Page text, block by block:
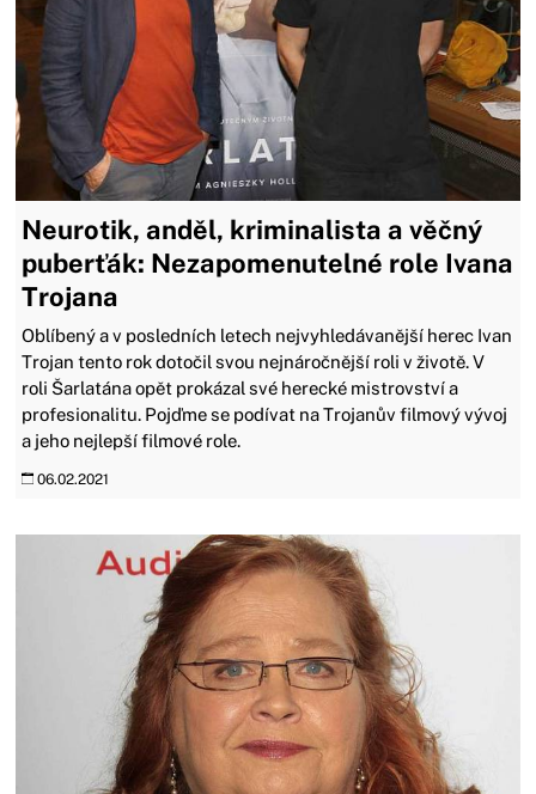
Neurotik, anděl, kriminalista a věčný
puberťák: Nezapomenutelné role Ivana
Trojana
Oblíbený a v posledních letech nejvyhledávanější herec Ivan
Trojan tento rok dotočil svou nejnáročnější roli v životě. V
roli Šarlatána opět prokázal své herecké mistrovství a
profesionalitu. Pojďme se podívat na Trojanův filmový vývoj
a jeho nejlepší filmové role.
06.02.2021